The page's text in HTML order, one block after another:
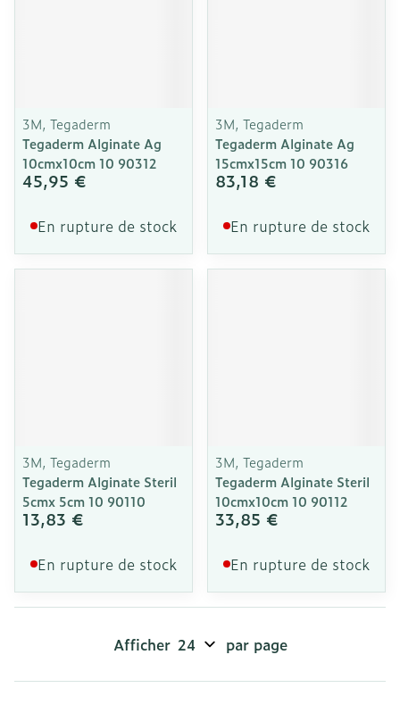
3M, Tegaderm
Tegaderm Alginate Ag
10cmx10cm 10 90312
45,95 €
En rupture de stock
3M, Tegaderm
Tegaderm Alginate Ag
15cmx15cm 10 90316
83,18 €
En rupture de stock
3M, Tegaderm
Tegaderm Alginate Steril
5cmx 5cm 10 90110
13,83 €
En rupture de stock
3M, Tegaderm
Tegaderm Alginate Steril
10cmx10cm 10 90112
33,85 €
En rupture de stock
Afficher par page